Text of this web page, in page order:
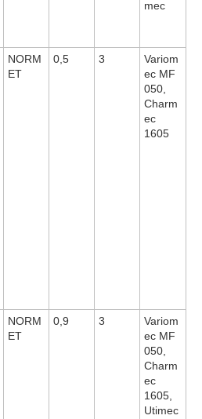
mec
NORM
ET
0,5 3
Variom
ec MF
050,
Charm
ec
1605
NORM
ET
0,9 3
Variom
ec MF
050,
Charm
ec
1605,
Utimec